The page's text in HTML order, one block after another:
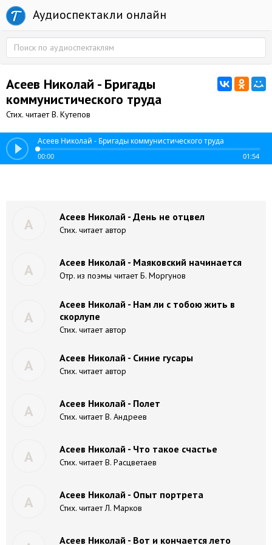
Аудиоспектакли онлайн
Асеев Николай - Бригады
коммунистического труда
Стих. читает В. Кутепов
Асеев Николай - Бригады коммунистического труда
00:00 01:54
А Асеев Николай - День не отцвел
Стих. читает автор
А Асеев Николай - Маяковский начинается
Отр. из поэмы читает Б. Моргунов
А
Асеев Николай - Нам ли с тобою жить в
скорлупе
Стих. читает автор
А Асеев Николай - Синие гусары
Стих. читает автор
А Асеев Николай - Полет
Стих. читает В. Андреев
А Асеев Николай - Что такое счастье
Стих. читает В. Расцветаев
А Асеев Николай - Опыт портрета
Стих. читает Л. Марков
Асеев Николай - Вот и кончается лето